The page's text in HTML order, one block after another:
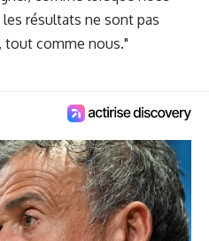
résultats ne sont pas
tout comme nous."